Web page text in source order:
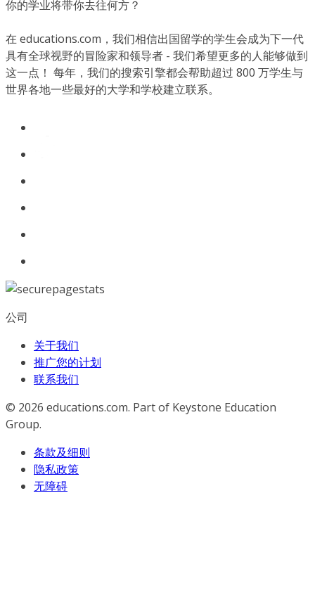
你的学业将带你去往何方？
在 educations.com，我们相信出国留学的学生会成为下一代
具有全球视野的冒险家和领导者 - 我们希望更多的人能够做到
这一点！ 每年，我们的搜索引擎都会帮助超过 800 万学生与
世界各地一些最好的大学和学校建立联系。
公司
关于我们
推广您的计划
联系我们
© 2026 educations.com. Part of Keystone Education
Group.
条款及细则
隐私政策
无障碍